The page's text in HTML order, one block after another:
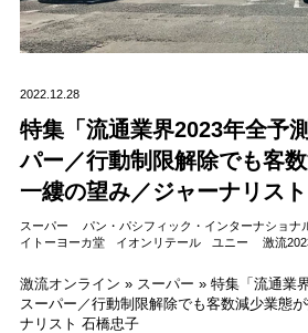
2022.12.28
特集「流通業界2023年全
パー／行動制限解除でも客
一縷の望み／ジャーナリス
スーパー パン・パシフィック・インターナショナ
イトーヨーカ堂
イオンリテール ユニー 激流
激流オンライン » スーパー » 特集「流通業
スーパー／行動制限解除でも客数減少業態
ナリスト 石橋忠子